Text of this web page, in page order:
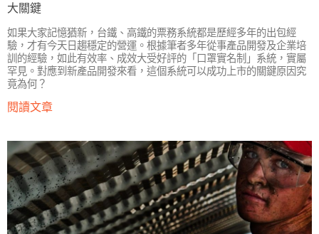
大關鍵
如果大家記憶猶新，台鐵、高鐵的票務系統都是歷經多年的出包經
驗，才有今天日趨穩定的營運。根據筆者多年從事產品開發及企業培
訓的經驗，如此有效率、成效大受好評的「口罩實名制」系統，實屬
罕見。對應到新產品開發來看，這個系統可以成功上市的關鍵原因究
竟為何？
閱讀文章